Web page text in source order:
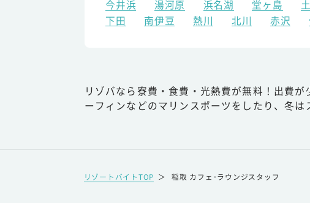
今井浜
湯河原 浜名湖 堂ヶ島
下田
南伊豆 熱川 北川 赤沢
リゾバなら寮費・食費・光熱費が無料！出費
ーフィンなどのマリンスポーツをしたり、冬
リゾートバイトTOP ＞ 稲取 カフェ･ラウンジスタッフ